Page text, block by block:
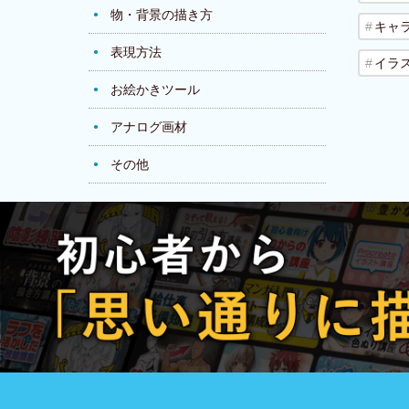
物・背景の描き方
表現方法
お絵かきツール
アナログ画材
その他
キャ
イラ